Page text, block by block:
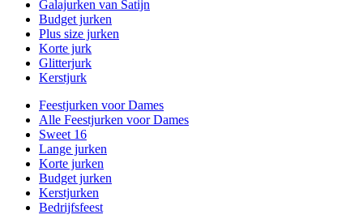
Galajurken van Satijn
Budget jurken
Plus size jurken
Korte jurk
Glitterjurk
Kerstjurk
Feestjurken voor Dames
Alle Feestjurken voor Dames
Sweet 16
Lange jurken
Korte jurken
Budget jurken
Kerstjurken
Bedrijfsfeest